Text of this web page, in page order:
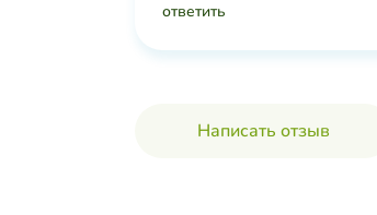
ответить
Написать отзыв